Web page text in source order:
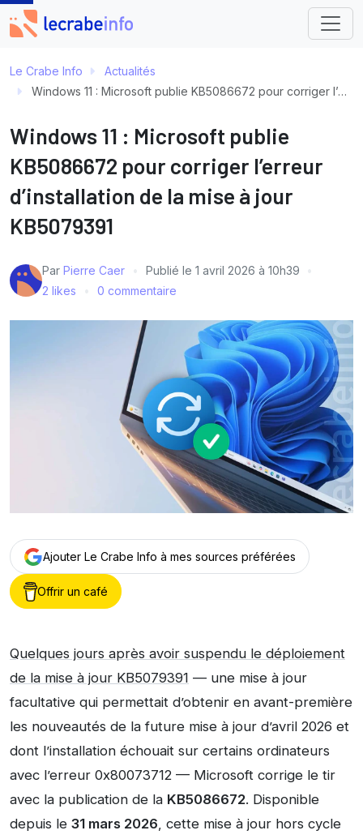
Le Crabe Info
Actualités
Windows 11 : Microsoft publie KB5086672 pour corriger l’erreur d’installation de la mise à jour KB5079391
Windows 11 : Microsoft publie
KB5086672 pour corriger l’erreur
d’installation de la mise à jour
KB5079391
Par Pierre Caer Publié le 1 avril 2026 à 10h39
2 likes
0 commentaire
Ajouter Le Crabe Info à mes sources préférées
Offrir un café
Quelques jours après avoir suspendu le déploiement
de la mise à jour KB5079391 — une mise à jour
facultative qui permettait d’obtenir en avant-première
les nouveautés de la future mise à jour d’avril 2026 et
dont l’installation échouait sur certains ordinateurs
avec l’erreur 0x80073712 — Microsoft corrige le tir
avec la publication de la KB5086672. Disponible
depuis le 31 mars 2026, cette mise à jour hors cycle